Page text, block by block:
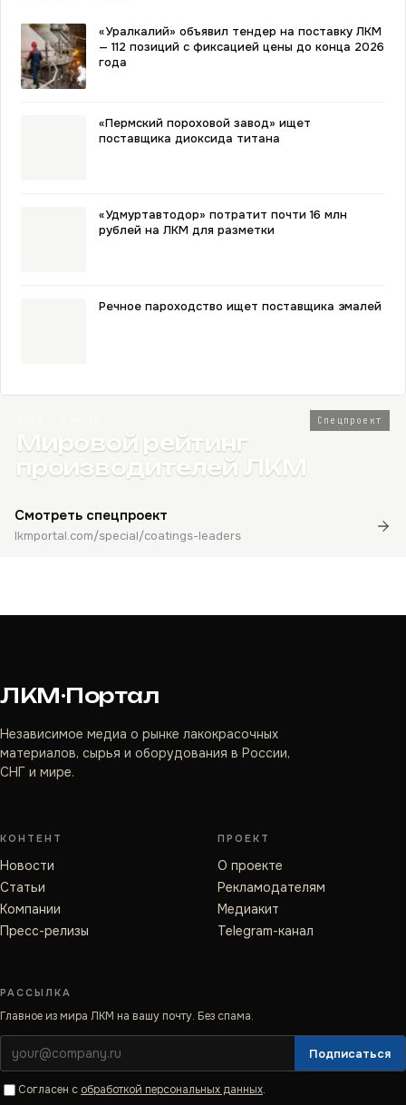
«Уралкалий» объявил тендер на поставку ЛКМ
— 112 позиций с фиксацией цены до конца 2026
года
«Пермский пороховой завод» ищет
поставщика диоксида титана
«Удмуртавтодор» потратит почти 16 млн
рублей на ЛКМ для разметки
Речное пароходство ищет поставщика эмалей
Спецпроект
Мировой рейтинг
производителей ЛКМ
Смотреть спецпроект
lkmportal.com/special/coatings-leaders
ЛКМ·Портал
Независимое медиа о рынке лакокрасочных
материалов, сырья и оборудования в России,
СНГ и мире.
КОНТЕНТ
Новости
Статьи
Компании
Пресс-релизы
ПРОЕКТ
О проекте
Рекламодателям
Медиакит
Telegram-канал
РАССЫЛКА
Главное из мира ЛКМ на вашу почту. Без спама.
Подписаться
Согласен с обработкой персональных данных.